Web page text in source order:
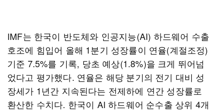
IMF는 한국이 반도체와 인공지능(AI) 하드웨어 수출
호조에 힘입어 올해 1분기 성장률이 연율(계절조정)
기준 7.5%를 기록, 당초 예상(1.8%)을 크게 뛰어넘
었다고 평가했다. 연율은 해당 분기의 전기 대비 성
장세가 1년간 지속된다는 전제하에 연간 성장률로
환산한 수치다. 한국이 AI 하드웨어 순수출 상위 4개